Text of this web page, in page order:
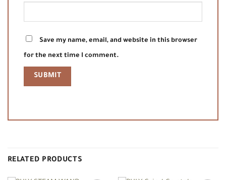
Save my name, email, and website in this browser
for the next time I comment.
RELATED PRODUCTS